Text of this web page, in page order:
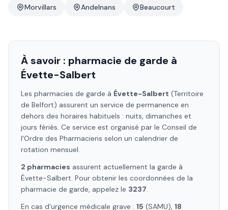
Morvillars Andelnans Beaucourt
À savoir : pharmacie de garde à
Évette-Salbert
Les pharmacies de garde à Évette-Salbert (Territoire
de Belfort) assurent un service de permanence en
dehors des horaires habituels : nuits, dimanches et
jours fériés. Ce service est organisé par le Conseil de
l'Ordre des Pharmaciens selon un calendrier de
rotation mensuel.
2 pharmacies assurent actuellement la garde à
Évette-Salbert. Pour obtenir les coordonnées de la
pharmacie de garde, appelez le 3237.
En cas d'urgence médicale grave : 15 (SAMU), 18